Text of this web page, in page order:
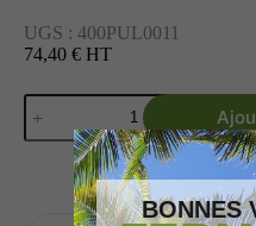
UGS : 400PUL0011
74,40 € HT
BONNES